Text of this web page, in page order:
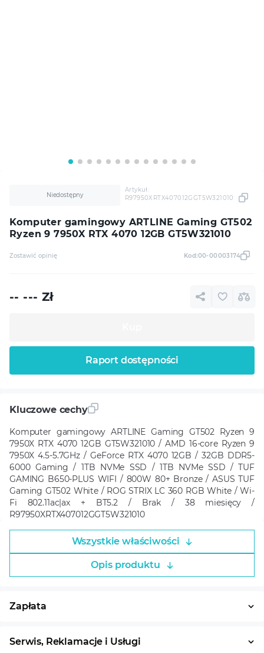
Komputer gamingowy ARTLINE Gaming GT502
Ryzen 9 7950X RTX 4070 12GB GT5W321010
Niedostępny
Artykuł:
R97950XRTX407012GGT5W321010
Zostawić opinię Kod:00-00003174
-- --- Zł
Raport dostępności
Kluczowe cechy
Komputer gamingowy ARTLINE Gaming GT502 Ryzen 9
7950X RTX 4070 12GB GT5W321010 / AMD 16-core Ryzen 9
7950X 4.5-5.7GHz / GeForce RTX 4070 12GB / 32GB DDR5-
6000 Gaming / 1TB NVMe SSD / 1TB NVMe SSD / TUF
GAMING B650-PLUS WIFI / 800W 80+ Bronze / ASUS TUF
Gaming GT502 White / ROG STRIX LC 360 RGB White / Wi-
Fi 802.11ac|ax + BT5.2 / Brak / 38 miesięcy /
R97950XRTX407012GGT5W321010
Wszystkie właściwości
Opis produktu
Zapłata
Serwis, Reklamacje i Usługi